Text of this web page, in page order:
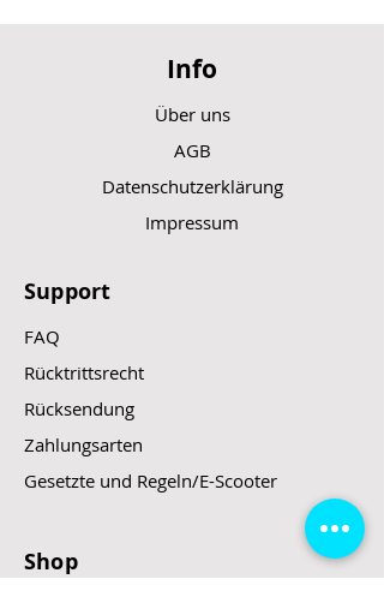
Info
Über uns
AGB
Datenschutzerklärung
Impressum
Support
FAQ
Rücktrittsrecht
Rücksendung
Zahlungsarten
Gesetzte und Regeln/E-Scooter
Shop